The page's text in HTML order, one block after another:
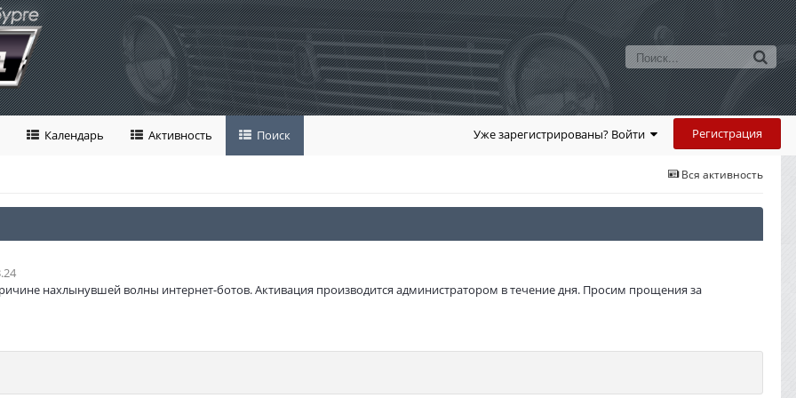
Уже зарегистрированы? Войти Регистрация
Календарь Активность Поиск
Вся активность
нахлынувшей волны интернет-ботов. Активация производится администратором в течение дня. Просим прощения за